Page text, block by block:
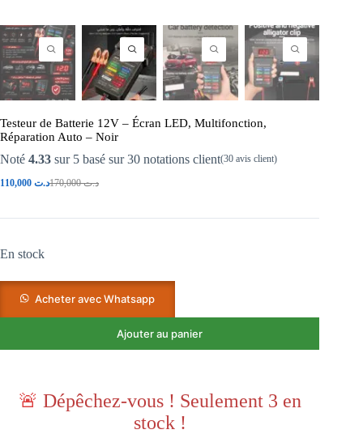
Testeur de Batterie 12V – Écran LED, Multifonction,
Réparation Auto – Noir
Noté 4.33 sur 5 basé sur30 notations client(30 avis client)
د.ت170,000 د.ت
En stock
Acheter avec Whatsapp
Ajouter au panier
🚨 Dépêchez-vous ! Seulement 3 en
stock !